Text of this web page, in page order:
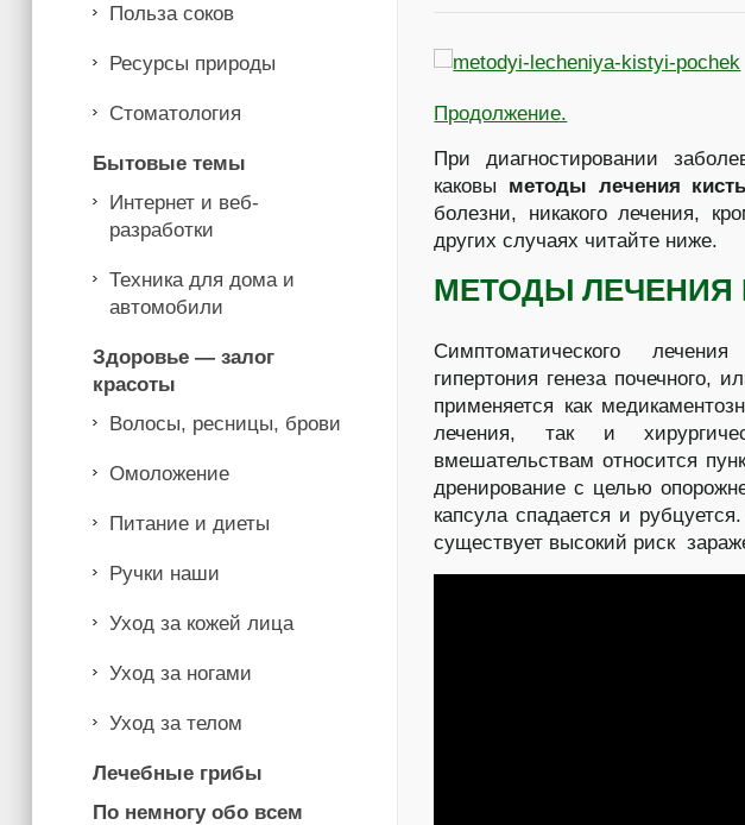
Продолжение.
При диагностировании
каковы методы лечения
болезни, никакого лечения,
других случаях читайте ниже.
МЕТОДЫ ЛЕЧЕНИЯ
Симптоматического
гипертония генеза почечного,
применяется как
лечения, так и
вмешательствам относится
дренирование с целью
капсула спадается и
существует высокий риск
Польза соков
Ресурсы природы
Стоматология
Бытовые темы
Интернет и веб-
разработки
Техника для дома и
автомобили
Здоровье — залог
красоты
Волосы, ресницы, брови
Омоложение
Питание и диеты
Ручки наши
Уход за кожей лица
Уход за ногами
Уход за телом
Лечебные грибы
По немногу обо всем